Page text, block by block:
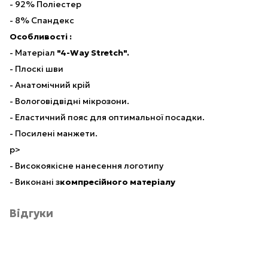
- 92% Поліестер
- 8% Спандекс
Особливості :
- Матеріал "4-Way Stretch".
- Плоскі шви
- Анатомічний крій
- Вологовідвідні мікрозони.
- Еластичний пояс для оптимальної посадки.
- Посилені манжети.
p>
- Високоякісне нанесення логотипу
- Виконані зкомпресійного матеріалу
Відгуки